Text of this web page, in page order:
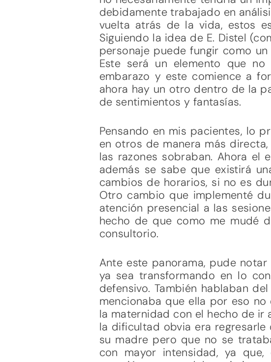
debidamente trabajado en
vuelta atrás de la vida, estos
Siguiendo la idea de E. Distel
personaje puede fungir como
Este será un elemento que
embarazo y este comience a
ahora hay un otro dentro de la
de sentimientos y fantasías.
Pensando en mis pacientes, lo
en otros de manera más
las razones sobraban. Ahora el
además se sabe que existirá
cambios de horarios, si no es
Otro cambio que implementé
atención presencial a las
hecho de que como me mudé
consultorio.
Ante este panorama, pude
ya sea transformando en lo
defensivo. También hablaban
mencionaba que ella por eso
la maternidad con el hecho de ir
la dificultad obvia era
su madre pero que no se
con mayor intensidad, ya